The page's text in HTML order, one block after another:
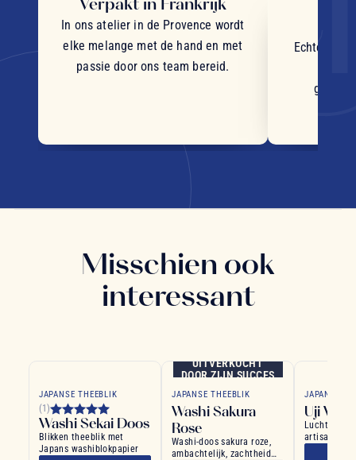
In ons atelier in de Provence wordt
elke melange met de hand en met
passie door ons team bereid.
Echte
Misschien ook
interessant
JAPANSE THEEBLIK
(1)
Washi Sekai Doos
Blikken theeblik met
Japans washiblokpapier
UITVERKOCHT
DOOR ZIJN SUCCES
JAPANSE THEEBLIK
Washi Sakura
Rose
Washi-doos sakura roze,
ambachtelijk, zachtheid
JAPANSE
Uji
artisanaal